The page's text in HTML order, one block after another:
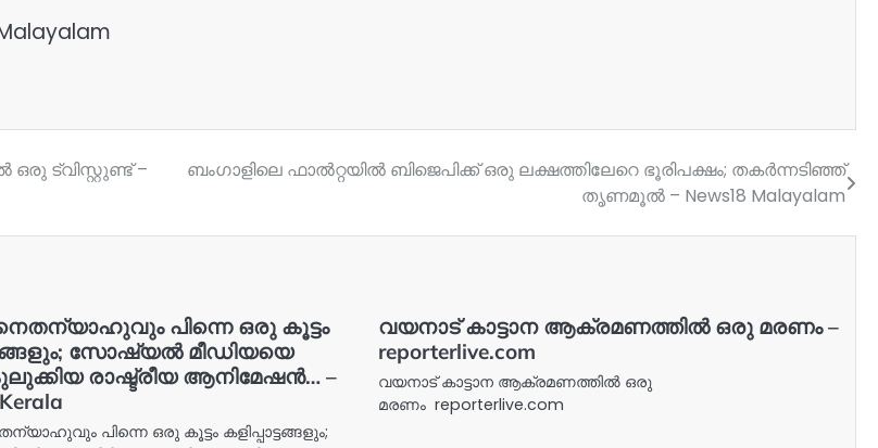
ട്വിസ്റ്റുണ്ട് –
ബം​ഗാളിലെ ഫാൽറ്റയിൽ ബിജെപിക്ക് ഒരു ലക്ഷത്തിലേറെ ഭൂരിപക്ഷം; തകർന്നടിഞ്ഞ്
തൃണമൂൽ – News18 Malayalam
പിന്നെ ഒരു കൂട്ടം
സോഷ്യൽ മീഡിയയെ
രാഷ്ട്രീയ ആനിമേഷൻ… –
പിന്നെ ഒരു കൂട്ടം കളിപ്പാട്ടങ്ങളും;
വയനാട് കാട്ടാന ആക്രമണത്തില്‍ ഒരു മരണം –
reporterlive.com
വയനാട് കാട്ടാന ആക്രമണത്തില്‍ ഒരു
മരണം reporterlive.com